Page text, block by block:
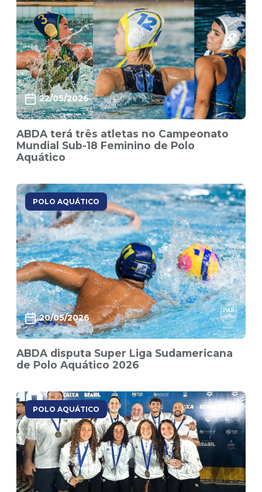
22/05/2026
ABDA terá três atletas no Campeonato
Mundial Sub-18 Feminino de Polo
Aquático
POLO AQUÁTICO
20/05/2026
ABDA disputa Super Liga Sudamericana
de Polo Aquático 2026
POLO AQUÁTICO